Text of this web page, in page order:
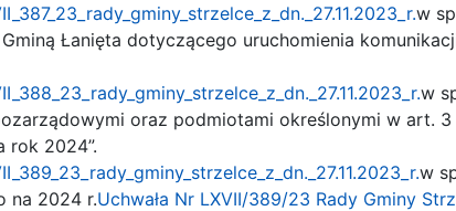
w
Łanięta dotyczącego uruchomienia
w
oraz podmiotami określonymi w art.
rok 2024”.
w
na 2024 r.Uchwała Nr LXVII/389/23 Rady Gminy